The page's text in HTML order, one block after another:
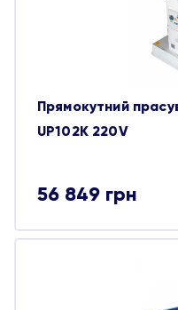
Прямокутний
UP102K 220V
56 849 грн